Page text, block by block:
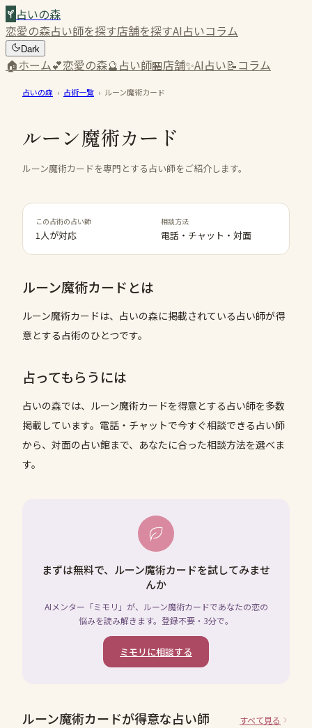
占いの森
恋愛の森占い師を探す店舗を探すAI占いコラム
Dark
🏠ホーム💕恋愛の森🔮占い師🏪店舗✨AI占い📝コラム
占いの森 › 占術一覧 › ルーン魔術カード
ルーン魔術カード
ルーン魔術カードを専門とする占い師をご紹介します。
この占術の占い師
1人が対応
相談方法
電話・チャット・対面
ルーン魔術カード とは
ルーン魔術カードは、占いの森に掲載されている占い師が得
意とする占術のひとつです。
占ってもらうには
占いの森では、 ルーン魔術カードを得意とする占い師を多数
掲載しています。電話・チャットで今すぐ相談できる占い師
から、対面の占い館まで、あなたに合った相談方法を選べま
す。
まずは無料で、ルーン魔術カードを試してみませ
んか
AIメンター「ミモリ」が、ルーン魔術カードであなたの恋の
悩みを読み解きます。登録不要・3分で。
ミモリに相談する
ルーン魔術カードが得意な占い師 すべて見る